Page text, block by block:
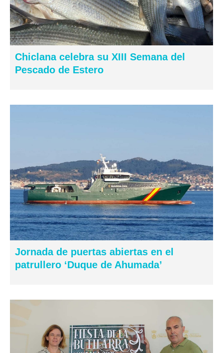
Chiclana celebra su XIII Semana del
Pescado de Estero
Jornada de puertas abiertas en el
patrullero ‘Duque de Ahumada’